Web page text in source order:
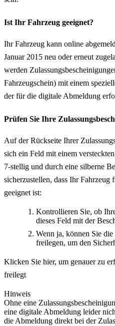
Ist Ihr Fahrzeug geeignet?
Ihr Fahrzeug kann online
Januar 2015 neu oder erneut
werden
Fahrzeugschein) mit einem
der für die digitale Abmeldung
Prüfen Sie Ihre
Auf der Rückseite Ihrer
sich ein Feld mit einem
7-stellig und durch eine silberne
sicherzustellen, dass Ihr
geeignet ist:
Kontrollieren Sie, ob
dieses Feld mit der
Wenn ja, können Sie
freilegen, um den
Klicken Sie hier, um genauer zu
freilegt
Hinweis
Ohne eine
eine digitale Abmeldung leider
die Abmeldung direkt bei der